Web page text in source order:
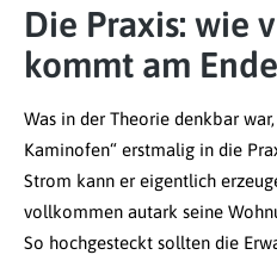
Die Praxis: wie
kommt am
Was in der Theorie denkbar
Kaminofen“ erstmalig in die
Strom kann er eigentlich
vollkommen autark seine
So hochgesteckt sollten die